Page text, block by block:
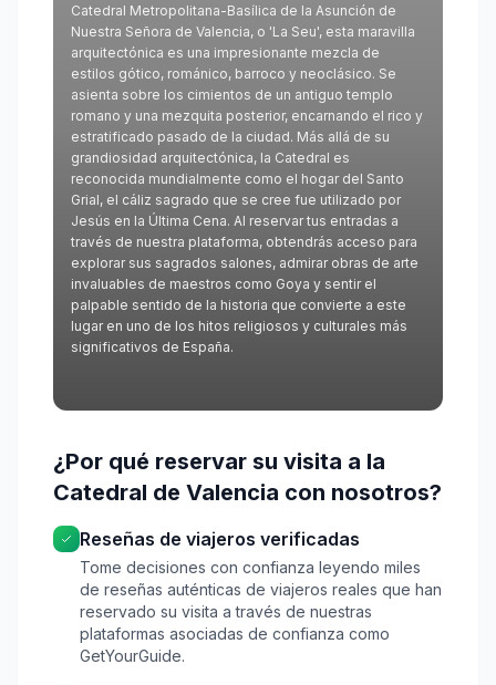
Catedral Metropolitana-Basílica de la Asunción de
Nuestra Señora de Valencia, o 'La Seu', esta maravilla
arquitectónica es una impresionante mezcla de
estilos gótico, románico, barroco y neoclásico. Se
asienta sobre los cimientos de un antiguo templo
romano y una mezquita posterior, encarnando el rico y
estratificado pasado de la ciudad. Más allá de su
grandiosidad arquitectónica, la Catedral es
reconocida mundialmente como el hogar del Santo
Grial, el cáliz sagrado que se cree fue utilizado por
Jesús en la Última Cena. Al reservar tus entradas a
través de nuestra plataforma, obtendrás acceso para
explorar sus sagrados salones, admirar obras de arte
invaluables de maestros como Goya y sentir el
palpable sentido de la historia que convierte a este
lugar en uno de los hitos religiosos y culturales más
significativos de España.
¿Por qué reservar su visita a la
Catedral de Valencia con nosotros?
Reseñas de viajeros verificadas
Tome decisiones con confianza leyendo miles
de reseñas auténticas de viajeros reales que han
reservado su visita a través de nuestras
plataformas asociadas de confianza como
GetYourGuide.